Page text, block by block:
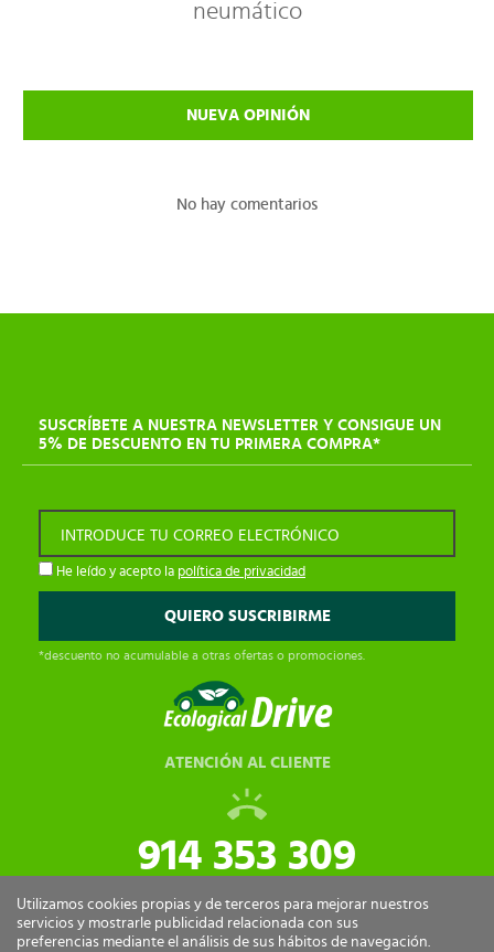
neumático
NUEVA OPINIÓN
No hay comentarios
SUSCRÍBETE A NUESTRA NEWSLETTER Y CONSIGUE UN
5% DE DESCUENTO EN TU PRIMERA COMPRA*
INTRODUCE TU CORREO ELECTRÓNICO
He leído y acepto la política de privacidad
*descuento no acumulable a otras ofertas o promociones.
ATENCIÓN AL CLIENTE
914 353 309
tiendaonline@ecologicaldrive.com
Utilizamos cookies propias y de terceros para mejorar nuestros
servicios y mostrarle publicidad relacionada con sus
preferencias mediante el análisis de sus hábitos de navegación.